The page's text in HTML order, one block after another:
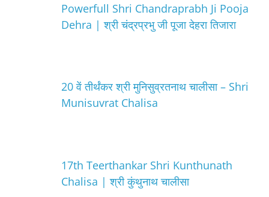
Powerfull Shri Chandraprabh Ji Pooja
Dehra | श्री चंद्रप्रभु जी पूजा देहरा तिजारा
20 वें तीर्थंकर श्री मुनिसुव्रतनाथ चालीसा – Shri
Munisuvrat Chalisa
17th Teerthankar Shri Kunthunath
Chalisa | श्री कुंथुनाथ चालीसा